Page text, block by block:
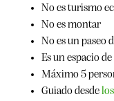
No es turismo
No es montar
No es un paseo
Es un espacio
Máximo 5
Guiado desde